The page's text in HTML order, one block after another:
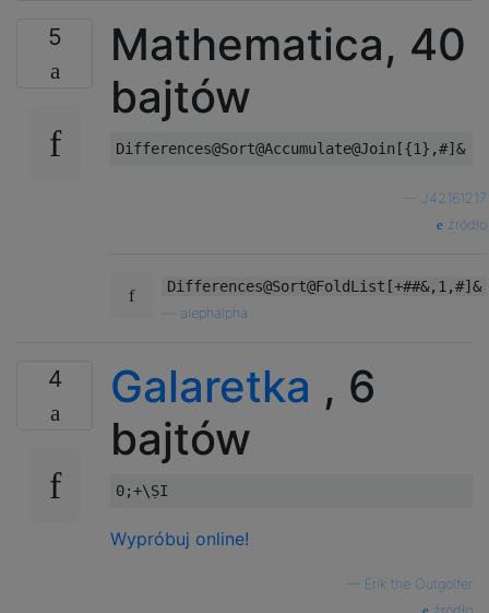
5
Mathematica, 40
bajtów
J42161217
źródło
Differences@Sort@FoldList[+##&,1,#]&
alephalpha
4 Galaretka , 6
bajtów
Wypróbuj online!
Erik the Outgolfer